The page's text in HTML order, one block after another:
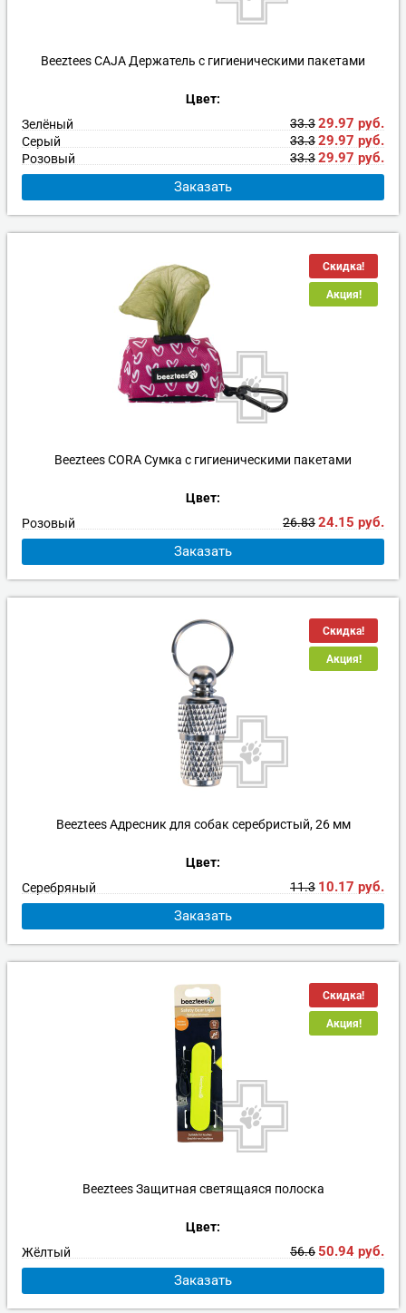
Beeztees CAJA Держатель с гигиеническими пакетами
Цвет:
Зелёный
33.329.97 руб.
Серый 33.329.97 руб.
Розовый 33.329.97 руб.
Заказать
Скидка!
Акция!
Beeztees CORA Сумка с гигиеническими пакетами
Цвет:
Розовый
26.8324.15 руб.
Заказать
Скидка!
Акция!
Beeztees Адресник для собак серебристый, 26 мм
Цвет:
Серебряный
11.3 10.17 руб.
Заказать
Скидка!
Акция!
Beeztees Защитная светящаяся полоска
Цвет:
Жёлтый
56.650.94 руб.
Заказать
Ошейники, поводки, рулетки
Одежда, обувь, аксессуары
Дрессировка и воспитание
Транспортировка
Ошейники, поводки, рулетки
Миски и кормушки
Переноски